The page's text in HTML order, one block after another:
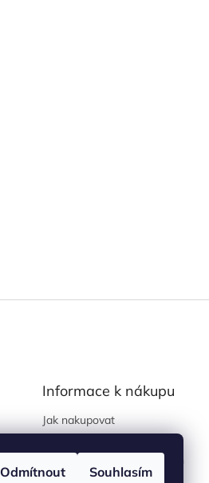
Odmítnout Souhlasím
Informace k nákupu
Jak nakupovat
Podmínky ochrany osobních
údajů